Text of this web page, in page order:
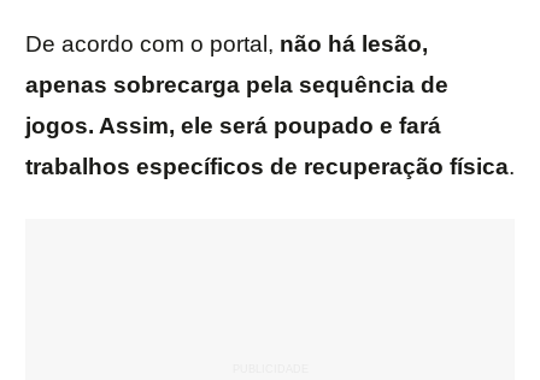
De acordo com o portal, não há lesão,
apenas sobrecarga pela sequência de
jogos. Assim, ele será poupado e fará
trabalhos específicos de recuperação física.